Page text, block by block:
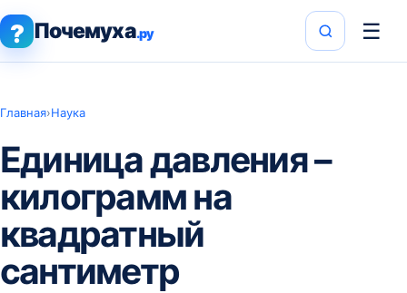
? Почемуха.ру ☰
Главная›Наука
Единица давления –
килограмм на
квадратный
сантиметр